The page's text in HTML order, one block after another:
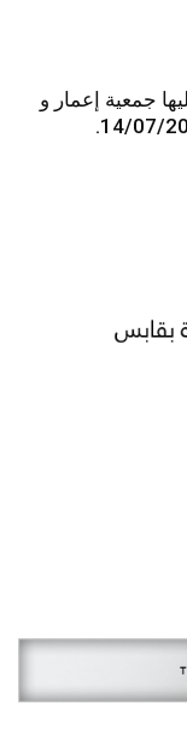
جمعية إعمار و